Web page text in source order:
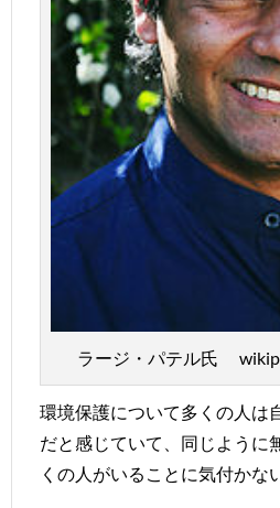
ラージ・パテル氏
環境保護について多くの人は
だと感じていて、同じように
くの人がいることに気付かな